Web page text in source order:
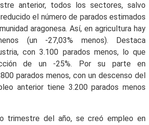
anterior, todos los sectores, salvo
el número de parados estimados
aragonesa. Así, en agricultura hay
(un -27,03% menos). Destaca
con 3.100 parados menos, lo que
de un -25%. Por su parte en
parados menos, con un descenso del
anterior tiene 3.200 parados menos
trimestre del año, se creó empleo en